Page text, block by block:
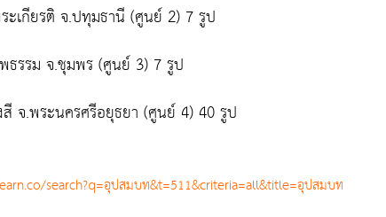
เกียรติ จ.ปทุมธานี (ศูนย์ 2) 7 รูป
รรม จ.ชุมพร (ศูนย์ 3) 7 รูป
จ.พระนครศรีอยุธยา (ศูนย์ 4) 40 รูป
search?q=อุปสมบท&t=511&criteria=all&title=อุปสมบท